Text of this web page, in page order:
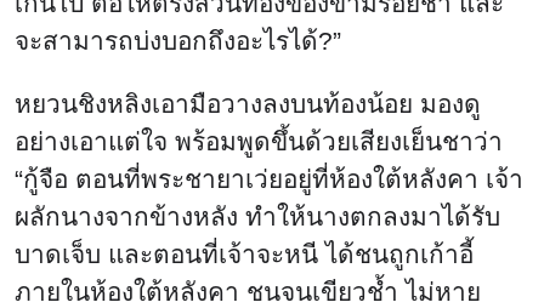
จะสามารถบ่งบอกถึงอะไรได้?”
หยวนชิงหลิงเอามือวางลงบนท้องน้อย มองดู
อย่างเอาแต่ใจ พร้อมพูดขึ้นด้วยเสียงเย็นชาว่า
“กู้จือ ตอนที่พระชายาเว่ยอยู่ที่ห้องใต้หลังคา เจ้า
ผลักนางจากข้างหลัง ทำให้นางตกลงมาได้รับ
บาดเจ็บ และตอนที่เจ้าจะหนี ได้ชนถูกเก้าอี้
ภายในห้องใต้หลังคา ชนจนเขียวช้ำ ไม่หาย